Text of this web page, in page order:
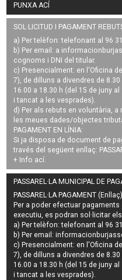
PUNXA ACÍ
SOL·LICITUD I PAGAMENT
a) Per telèfon: telefonant al 96
b) Per email: a
cognoms i DNI del titular.
c) Presencialment: en l'Oficina
7), de dilluns a divendres de
16.00 a 18.30 h (del 15 de juny
i tancat a les vesprades).
d) Per als rebuts en voluntària,
les meues dades/objectes
PAGAMENT EN LÍNIA:
Si ja disposa de document de
través del següent enllaç:
+ Info ací.
PASSAREL·LA MUNICIPAL DE
PASSAREL·LA PAGAMENT (Enllaç)
Per a poder efectuar
executiu, es podran sol·licitar
a) Per telèfon: telefonant al 96
b) Per email:
c) Presencialment: en l'Oficina
7), de dilluns a divendres de
16.00 a 18.30 h (del 15 de juny
i tancat a les vesprades).